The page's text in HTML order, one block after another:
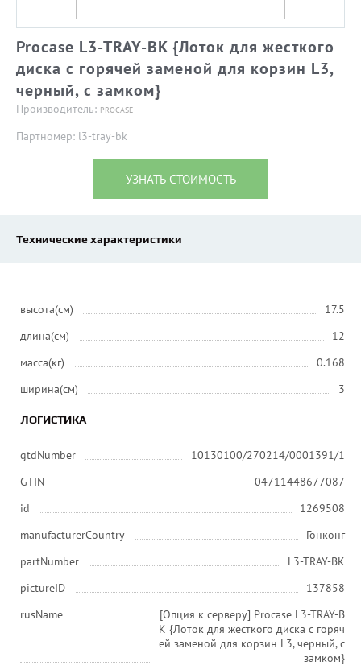
Procase L3-TRAY-BK {Лоток для жесткого
диска с горячей заменой для корзин L3,
черный, с замком}
Производитель: PROCASE
Партномер: l3-tray-bk
УЗНАТЬ СТОИМОСТЬ
Технические характеристики
высота(см)
17.5
длина(см)
12
масса(кг)
0.168
ширина(см)
3
ЛОГИСТИКА
gtdNumber
10130100/270214/0001391/1
GTIN
04711448677087
id
1269508
manufacturerCountry
Гонконг
partNumber
L3-TRAY-BK
pictureID
137858
rusName
[Опция к серверу] Procase L3-TRAY-B
K {Лоток для жесткого диска с горяч
ей заменой для корзин L3, черный, с
замком}